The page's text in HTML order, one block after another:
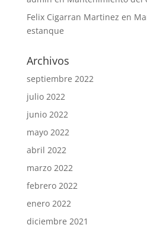
Felix Cigarran Martinez en
estanque
Archivos
septiembre 2022
julio 2022
junio 2022
mayo 2022
abril 2022
marzo 2022
febrero 2022
enero 2022
diciembre 2021